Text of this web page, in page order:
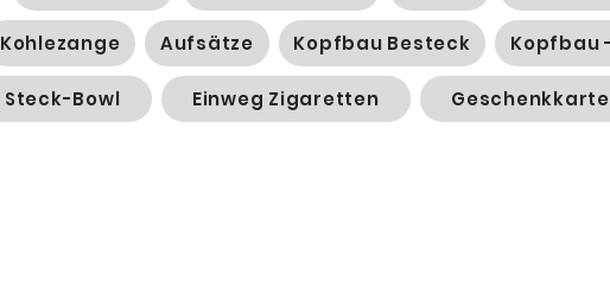
Kohlezange Aufsätze Kopfbau Besteck Kopfbau
Steck-Bowl Einweg Zigaretten